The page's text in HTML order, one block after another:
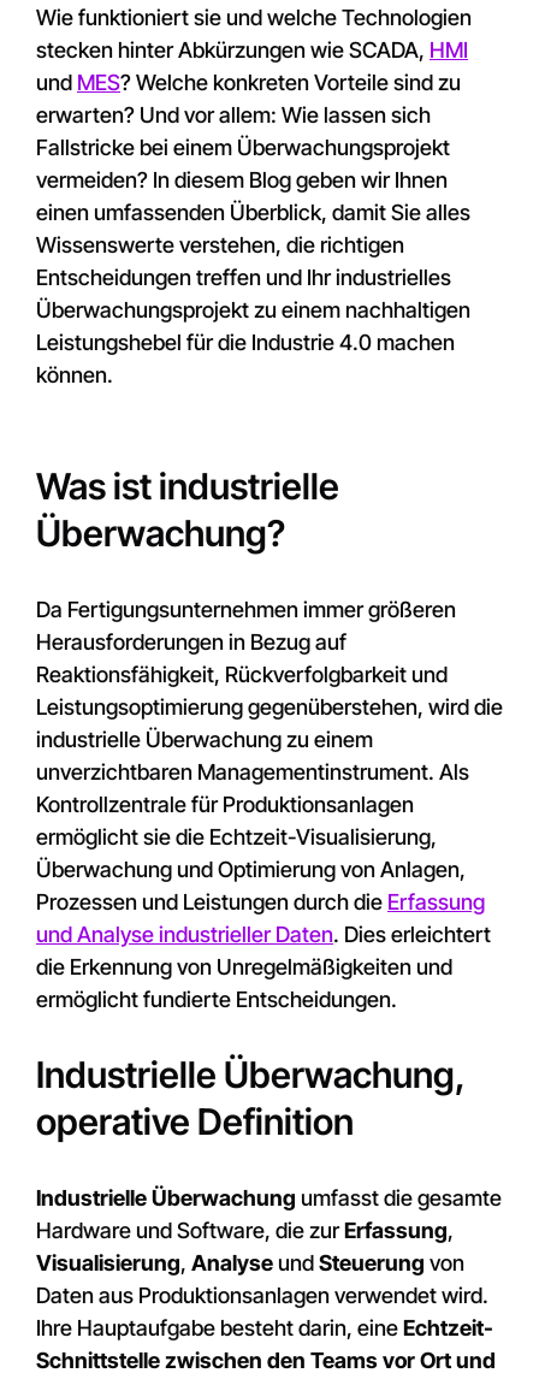
Wie funktioniert sie und welche Technologien
stecken hinter Abkürzungen wie SCADA, HMI
und MES? Welche konkreten Vorteile sind zu
erwarten? Und vor allem: Wie lassen sich
Fallstricke bei einem Überwachungsprojekt
vermeiden? In diesem Blog geben wir Ihnen
einen umfassenden Überblick, damit Sie alles
Wissenswerte verstehen, die richtigen
Entscheidungen treffen und Ihr industrielles
Überwachungsprojekt zu einem nachhaltigen
Leistungshebel für die Industrie 4.0 machen
können.
Was ist industrielle
Überwachung?
Da Fertigungsunternehmen immer größeren
Herausforderungen in Bezug auf
Reaktionsfähigkeit, Rückverfolgbarkeit und
Leistungsoptimierung gegenüberstehen, wird die
industrielle Überwachung zu einem
unverzichtbaren Managementinstrument. Als
Kontrollzentrale für Produktionsanlagen
ermöglicht sie die Echtzeit-Visualisierung,
Überwachung und Optimierung von Anlagen,
Prozessen und Leistungen durch die Erfassung
und Analyse industrieller Daten. Dies erleichtert
die Erkennung von Unregelmäßigkeiten und
ermöglicht fundierte Entscheidungen.
Industrielle Überwachung,
operative Definition
Industrielle Überwachung umfasst die gesamte
Hardware und Software, die zurErfassung,
Visualisierung, Analyse undSteuerung von
Daten aus Produktionsanlagen verwendet wird.
Ihre Hauptaufgabe besteht darin, eineEchtzeit-
Schnittstelle zwischen den Teams vor Ort und